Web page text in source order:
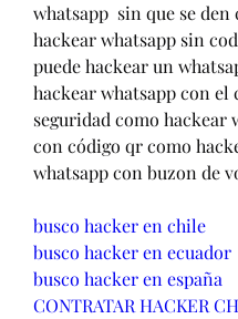
whatsapp  sin que se den
hackear whatsapp sin
puede hackear un
hackear whatsapp con el
seguridad como hackear
con código qr como
whatsapp con buzon de
busco hacker en chile
busco hacker en ecuador
busco hacker en españa
CONTRATAR HACKER